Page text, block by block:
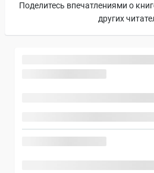
Поделитесь впечатлениями о
других